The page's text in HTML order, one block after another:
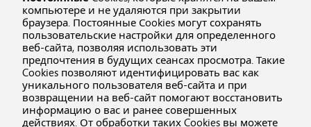
компьютере и не удаляются при закрытии
браузера. Постоянные Сookies могут сохранять
пользовательские настройки для определенного
веб-сайта, позволяя использовать эти
предпочтения в будущих сеансах просмотра. Такие
Cookies позволяют идентифицировать вас как
уникального пользователя веб-сайта и при
возвращении на веб-сайт помогают восстановить
информацию о вас и ранее совершенных
действиях. От обработки таких Cookies вы можете